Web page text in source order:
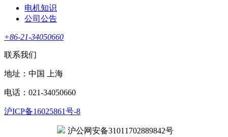
电机知识
公司公告
+86-21-34050660
联系我们
地址：中国 上海
电话：021-34050660
沪ICP备16025861号-8
沪公网安备31011702889842号